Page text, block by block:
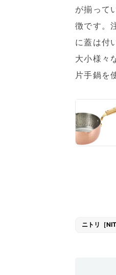
が揃って
徴です。
に蓋は付
大小様々
片手鍋を
ニトリ［